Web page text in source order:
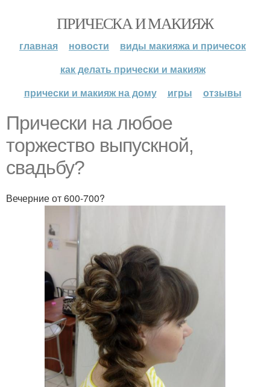
ПРИЧЕСКА И МАКИЯЖ
главная новости
виды макияжа и причесок
как делать прически и макияж
прически и макияж на дому
игры отзывы
Прически на любое
торжество выпускной,
свадьбу?
Вечерние от 600-700?